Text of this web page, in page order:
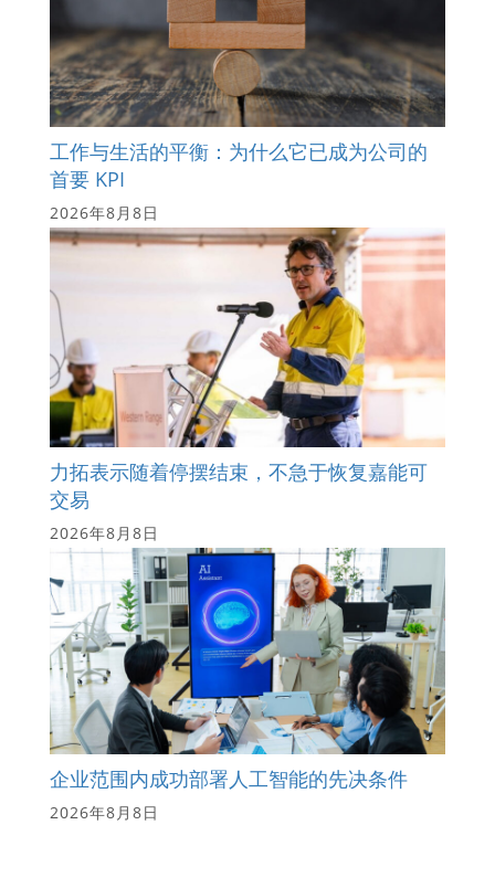
工作与生活的平衡：为什么它已成为公司的
首要 KPI
2026年8月8日
力拓表示随着停摆结束，不急于恢复嘉能可
交易
2026年8月8日
企业范围内成功部署人工智能的先决条件
2026年8月8日